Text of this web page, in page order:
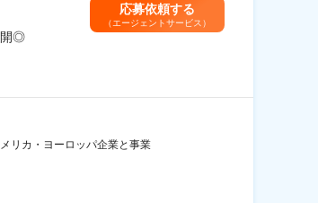
開◎
応募依頼する
（エージェントサービス）
リカ・ヨーロッパ企業と事業